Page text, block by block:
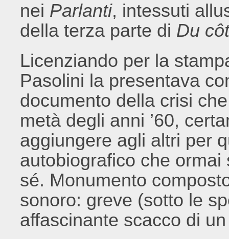
nei Parlanti, intessuti
della terza parte di Du
Licenziando per la
Pasolini la presentava
documento della crisi
metà degli anni ’60,
aggiungere agli altri per
autobiografico che
sé. Monumento
sonoro: greve (sotto le
affascinante scacco di